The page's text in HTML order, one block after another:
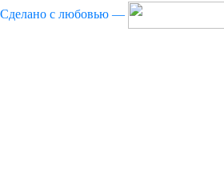
Сделано с любовью —